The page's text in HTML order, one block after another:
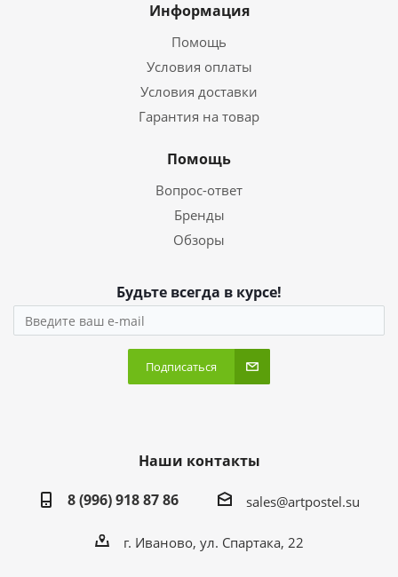
Информация
Помощь
Условия оплаты
Условия доставки
Гарантия на товар
Помощь
Вопрос-ответ
Бренды
Обзоры
Будьте всегда в курсе!
Подписаться
Наши контакты
8 (996) 918 87 86
sales@artpostel.su
г. Иваново, ул. Спартака, 22